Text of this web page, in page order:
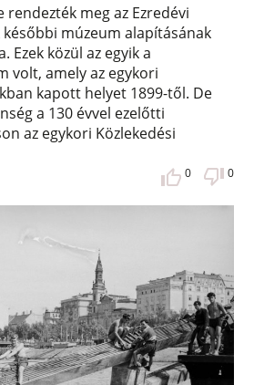
rendezték meg az Ezredévi
múzeum alapításának
közül az egyik a
volt, amely az egykori
kapott helyet 1899-től. De
a 130 évvel ezelőtti
az egykori Közlekedési
0 0